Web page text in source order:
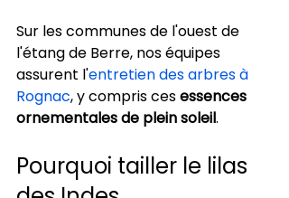
Sur les communes de l'ouest de
l'étang de Berre, nos équipes
assurent l'entretien des arbres à
Rognac, y compris ces essences
ornementales de plein soleil.
Pourquoi tailler le lilas